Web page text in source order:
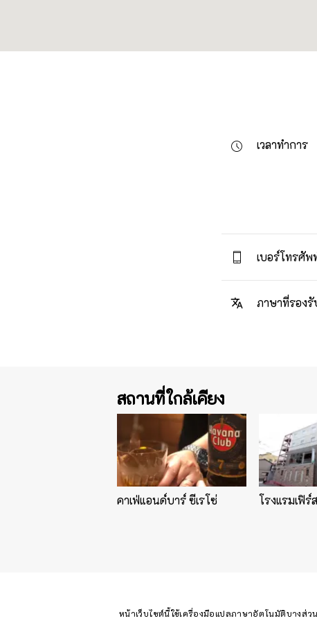
เวลาทำการ
เบอร์โทรศัพ
ภาษาที่รอง
สถานที่ใกล้เคียง
คาเฟ่แอนด์บาร์ ซีเรโซ่ โรงแรมเฟิร์
หน้าเว็บไซต์นี้ใช้เครื่องมือแปลภาษาอัตโนมัติบางส่วน